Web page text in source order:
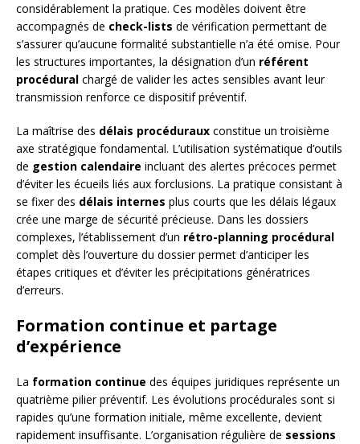
considérablement la pratique. Ces modèles doivent être
accompagnés de check-lists de vérification permettant de
s’assurer qu’aucune formalité substantielle n’a été omise. Pour
les structures importantes, la désignation d’un référent
procédural chargé de valider les actes sensibles avant leur
transmission renforce ce dispositif préventif.
La maîtrise des délais procéduraux constitue un troisième
axe stratégique fondamental. L’utilisation systématique d’outils
de gestion calendaire incluant des alertes précoces permet
d’éviter les écueils liés aux forclusions. La pratique consistant à
se fixer des délais internes plus courts que les délais légaux
crée une marge de sécurité précieuse. Dans les dossiers
complexes, l’établissement d’un rétro-planning procédural
complet dès l’ouverture du dossier permet d’anticiper les
étapes critiques et d’éviter les précipitations génératrices
d’erreurs.
Formation continue et partage
d’expérience
La formation continue des équipes juridiques représente un
quatrième pilier préventif. Les évolutions procédurales sont si
rapides qu’une formation initiale, même excellente, devient
rapidement insuffisante. L’organisation régulière de sessions